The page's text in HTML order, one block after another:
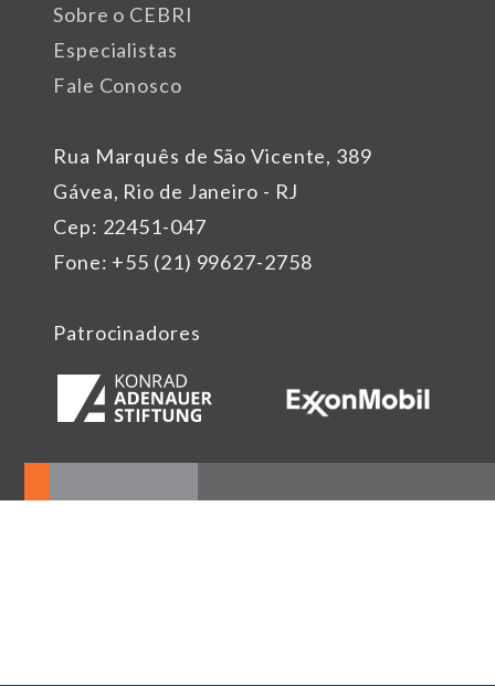
Rua Marquês de São Vicente, 389
Gávea, Rio de Janeiro - RJ
Cep: 22451-047
Fone: +55 (21) 99627-2758
Sobre o CEBRI
Especialistas
Fale Conosco
Patrocinadores